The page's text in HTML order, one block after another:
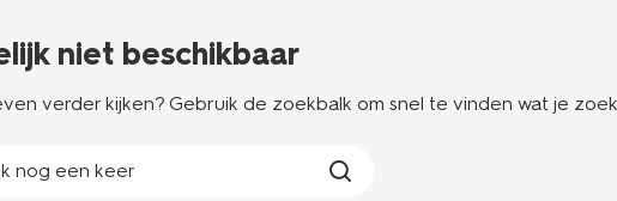
niet beschikbaar
verder kijken? Gebruik de zoekbalk om snel te vinden wat je
nog een keer